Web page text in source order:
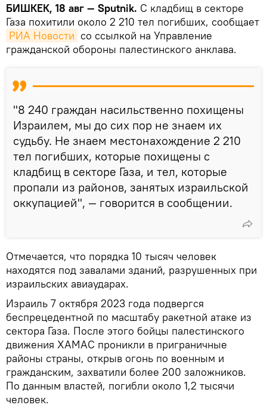
БИШКЕК, 18 авг — Sputnik. С кладбищ в секторе
Газа похитили около 2 210 тел погибших, сообщает
РИА Новости со ссылкой на Управление
гражданской обороны палестинского анклава.
"8 240 граждан насильственно похищены
Израилем, мы до сих пор не знаем их
судьбу. Не знаем местонахождение 2 210
тел погибших, которые похищены с
кладбищ в секторе Газа, и тел, которые
пропали из районов, занятых израильской
оккупацией", — говорится в сообщении.
Отмечается, что порядка 10 тысяч человек
находятся под завалами зданий, разрушенных при
израильских авиаударах.
Израиль 7 октября 2023 года подвергся
беспрецедентной по масштабу ракетной атаке из
сектора Газа. После этого бойцы палестинского
движения ХАМАС проникли в приграничные
районы страны, открыв огонь по военным и
гражданским, захватили более 200 заложников.
По данным властей, погибли около 1,2 тысячи
человек.